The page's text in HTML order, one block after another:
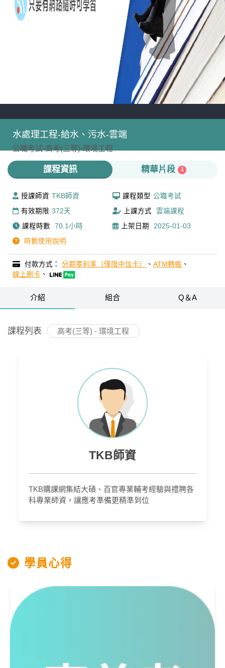
水處理工程-給水、污水-雲端
公職考試-高考(三等)-環境工程
課程資訊 精華片段 1
授課師資 TKB師資 課程類型 公職考試
有效期限 372天 上課方式
雲端課程
課程時數
70.1小時 上架日期
2025-01-03
時數使用說明
付款方式：分期零利率（僅限中信卡） 、ATM轉帳 、
線上刷卡 、
介紹 組合 Q＆A
課程列表 高考(三等) - 環境工程
學員心得
TKB師資
TKB購課網集結大碩、百官專業輔考經驗與禮聘各
科專業師資，讓應考準備更精準到位